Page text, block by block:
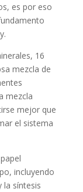
es por eso
16
mezcla de
mezcla
mejor que
el sistema
incluyendo
la síntesis